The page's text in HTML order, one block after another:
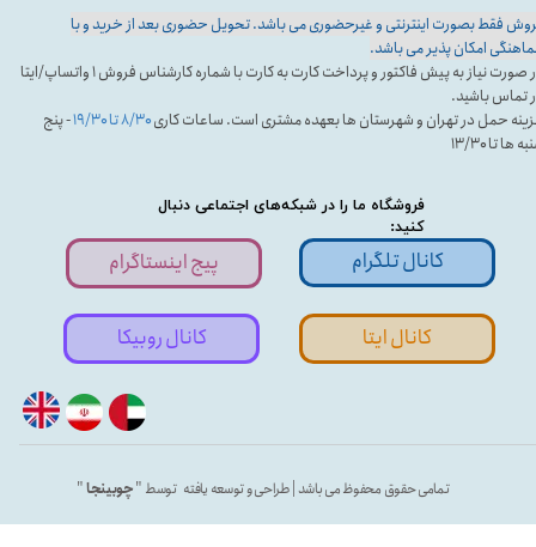
فروشگاه ما را در شبکه‌های اجتماعی دنبال
کنید:
تمامی حقوق محفوظ می باشد | طراحی و توسعه یافته توسط "چوبینجا"
فقط بصورت اینترنتی و غیرحضوری می باشد. تحویل حضوری بعد از خرید و با
امکان پذیر می باشد.
در صورت نیاز به پیش فاکتور و پرداخت کارت به کارت با شماره کارشناس فروش ۱ واتساپ/ایتا
تماس باشید.
حمل در تهران و شهرستان ها بعهده مشتری است. ساعات کاری۸/۳۰ تا ۱۹/۳۰
- پنج
ها تا ۱۳/۳۰
پیج اینستاگرام کانال تلگرام
کانال ایتا کانال روبیکا